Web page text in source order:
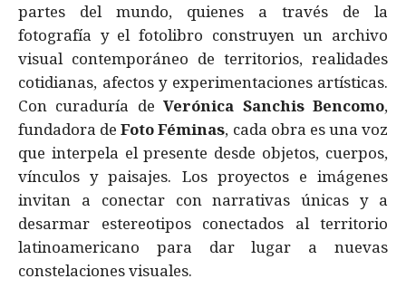
partes del mundo, quienes a través de la
fotografía y el fotolibro construyen un archivo
visual contemporáneo de territorios, realidades
cotidianas, afectos y experimentaciones artísticas.
Con curaduría deVerónica Sanchis Bencomo,
fundadora deFoto Féminas, cada obra es una voz
que interpela el presente desde objetos, cuerpos,
vínculos y paisajes. Los proyectos e imágenes
invitan a conectar con narrativas únicas y a
desarmar estereotipos conectados al territorio
latinoamericano para dar lugar a nuevas
constelaciones visuales.